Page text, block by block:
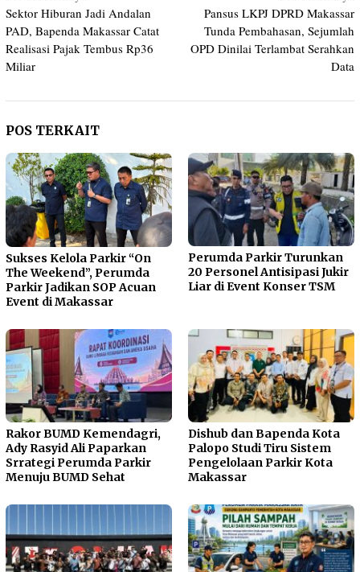
pos
Sektor Hiburan Jadi Andalan
PAD, Bapenda Makassar Catat
Realisasi Pajak Tembus Rp36
Miliar
Pansus LKPJ DPRD Makassar
Tunda Pembahasan, Sejumlah
OPD Dinilai Terlambat Serahkan
Data
POS TERKAIT
Sukses Kelola Parkir “On
The Weekend”, Perumda
Parkir Jadikan SOP Acuan
Event di Makassar
Perumda Parkir Turunkan
20 Personel Antisipasi Jukir
Liar di Event Konser TSM
Rakor BUMD Kemendagri,
Ady Rasyid Ali Paparkan
Srrategi Perumda Parkir
Menuju BUMD Sehat
Dishub dan Bapenda Kota
Palopo Studi Tiru Sistem
Pengelolaan Parkir Kota
Makassar